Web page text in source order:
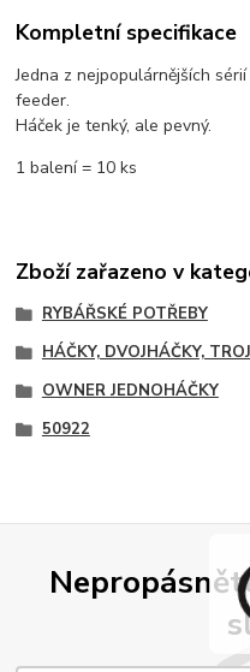
Kompletní specifikace
Jedna z nejpopulárnějších
feeder.
Háček je tenký, ale pevný.
1 balení = 10 ks
Zboží zařazeno v
RYBÁŘSKÉ POTŘEBY
HÁČKY, DVOJHÁČKY,
OWNER JEDNOHÁČKY
50922